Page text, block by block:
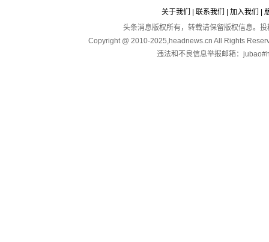
关于我们 联系我们 加入我们
头条消息版权所有，转载请保留版权信息。
Copyright @ 2010-2025,headnews.cn All Rights
违法和不良信息举报邮箱：